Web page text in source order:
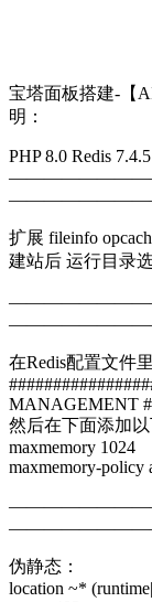
宝塔面板搭建-【
明：
PHP 8.0 Redis 7.4.5
扩展 fileinfo
建站后 运行目录
在Redis配置文件
MANAGEMENT
然后在下面添加以
maxmemory 1024
maxmemory-policy
伪静态：
location ~*